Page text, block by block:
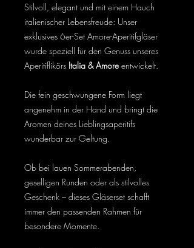
Stilvoll, elegant und mit einem Hauch
italienischer Lebensfreude: Unser
exklusives 6er-Set Amore-Aperitifgläser
wurde speziell für den Genuss unseres
Aperitiflikörs Italia & Amoreentwickelt.
Die fein geschwungene Form liegt
angenehm in der Hand und bringt die
Aromen deines Lieblingsaperitifs
wunderbar zur Geltung.
Ob bei lauen Sommerabenden,
geselligen Runden oder als stilvolles
Geschenk – dieses Gläserset schafft
immer den passenden Rahmen für
besondere Momente.